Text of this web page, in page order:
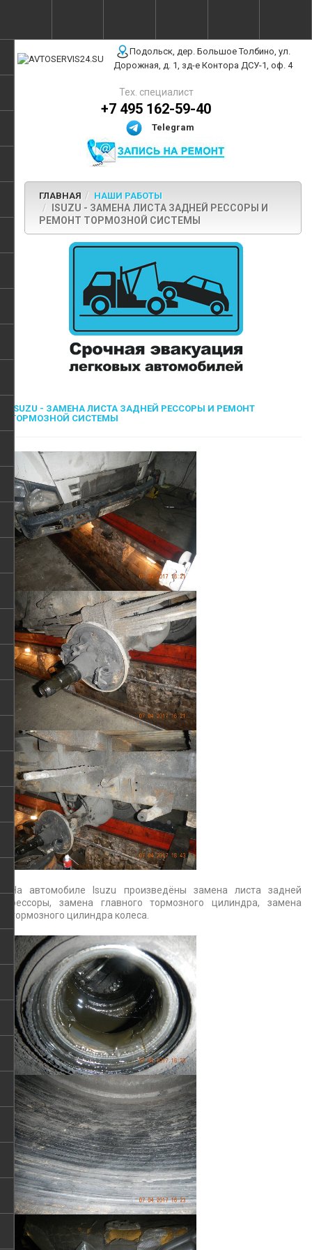
Подольск, дер. Большое Толбино, ул.
Дорожная, д. 1, зд-е Контора ДСУ-1, оф. 4
Тех. специалист
+7 495 162-59-40
Telegram
ГЛАВНАЯ НАШИ РАБОТЫ
ISUZU - ЗАМЕНА ЛИСТА ЗАДНЕЙ РЕССОРЫ И
РЕМОНТ ТОРМОЗНОЙ СИСТЕМЫ
ISUZU - ЗАМЕНА ЛИСТА ЗАДНЕЙ РЕССОРЫ И РЕМОНТ
ТОРМОЗНОЙ СИСТЕМЫ
На автомобиле Isuzu произведёны замена листа задней
рессоры, замена главного тормозного цилиндра, замена
тормозного цилиндра колеса.